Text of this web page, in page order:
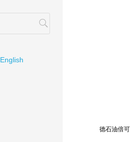
English
德石油倍可